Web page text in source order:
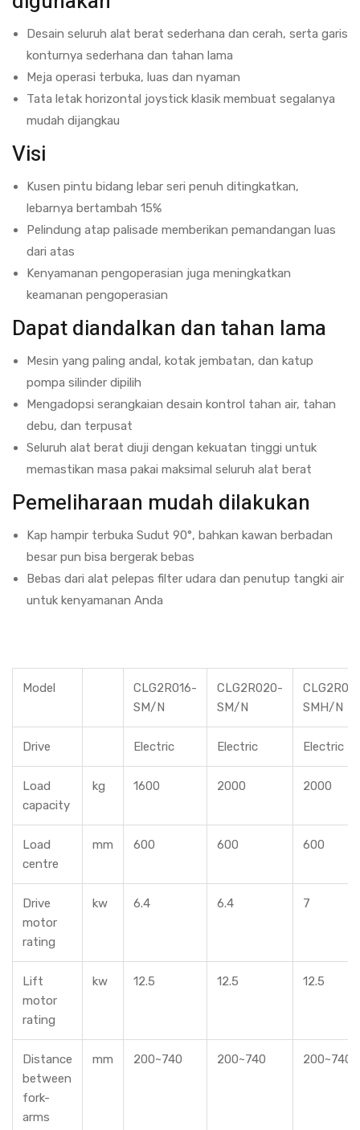
Desain seluruh alat berat sederhana dan cerah, serta garis
konturnya sederhana dan tahan lama
Meja operasi terbuka, luas dan nyaman
Tata letak horizontal joystick klasik membuat segalanya
mudah dijangkau
Visi
Kusen pintu bidang lebar seri penuh ditingkatkan,
lebarnya bertambah 15%
Pelindung atap palisade memberikan pemandangan luas
dari atas
Kenyamanan pengoperasian juga meningkatkan
keamanan pengoperasian
Dapat diandalkan dan tahan lama
Mesin yang paling andal, kotak jembatan, dan katup
pompa silinder dipilih
Mengadopsi serangkaian desain kontrol tahan air, tahan
debu, dan terpusat
Seluruh alat berat diuji dengan kekuatan tinggi untuk
memastikan masa pakai maksimal seluruh alat berat
Pemeliharaan mudah dilakukan
Kap hampir terbuka Sudut 90°, bahkan kawan berbadan
besar pun bisa bergerak bebas
Bebas dari alat pelepas filter udara dan penutup tangki air
untuk kenyamanan Anda
Model
CLG2R016-
SM/N
CLG2R020-
SM/N
SMH/N
Drive Electric Electric Electric
Load
capacity
kg 1600 2000 2000
Load
centre
mm 600 600 600
Drive
motor
rating
kw 6.4 6.4 7
Lift
motor
rating
kw 12.5 12.5 12.5
Distance
between
fork-
arms
mm 200~740 200~740 200~740
(99) ZOOMLION(225)